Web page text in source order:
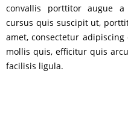
convallis porttitor augue
cursus quis suscipit ut,
amet, consectetur
mollis quis, efficitur quis
facilisis ligula.